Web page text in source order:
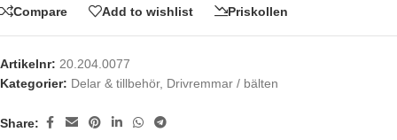
Compare Add to wishlist Priskollen
Artikelnr: 20.204.0077
Kategorier: Delar & tillbehör, Drivremmar / bälten
Share: